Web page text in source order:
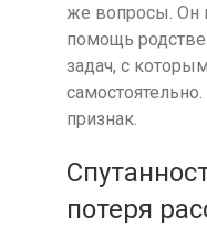
же вопросы. Он
помощь
задач, с
признак.
потеря